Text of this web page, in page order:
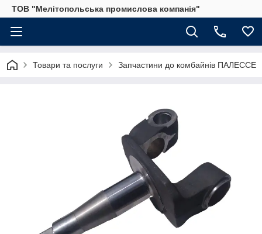
ТОВ "Мелітопольська промислова компанія"
Товари та послуги Запчастини до комбайнів ПАЛЕССЕ